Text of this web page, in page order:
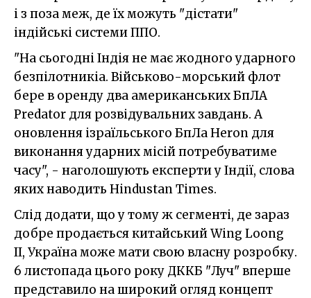
і з поза меж, де їх можуть "дістати"
індійські системи ППО.
"На сьогодні Індія не має жодного ударного
безпілотникіа. Військово-морський флот
бере в оренду два американських БпЛА
Predator для розвідувальних завдань. А
оновлення ізраїльського БпЛа Heron для
виконання ударних місій потребуватиме
часу", - наголошують експерти у Індії, слова
яких наводить Hindustan Times.
Слід додати, що у тому ж сегменті, де зараз
добре продається китайський Wing Loong
IІ, Україна може мати свою власну розробку.
6 листопада цього року ДККБ "Луч" вперше
представило на широкий огляд концепт